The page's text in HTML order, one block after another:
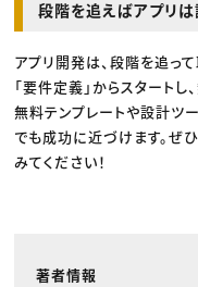
段階を追えばアプリ
アプリ開発は、段階を追っ
「要件定義」からスタートし
無料テンプレートや設計ツ
でも成功に近づけます。ぜ
みてください！
著者情報